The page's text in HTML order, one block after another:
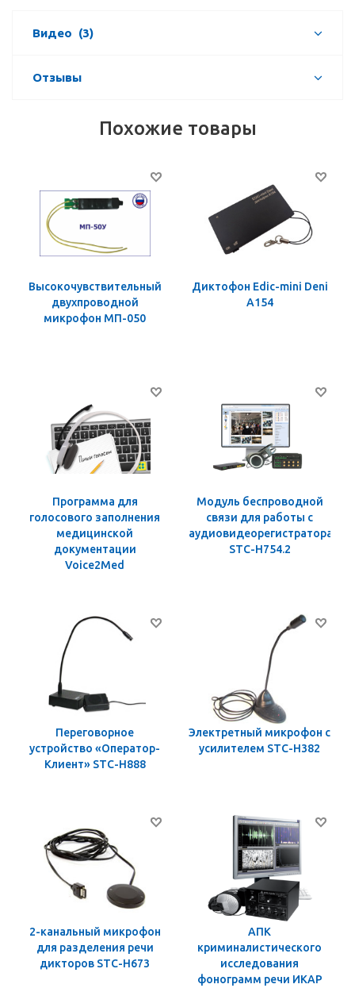
Видео (3)
Отзывы
Похожие товары
Высокочувствительный
двухпроводной
микрофон МП-050
Диктофон Edic-mini Deni
A154
Программа для
голосового заполнения
медицинской
документации
Voice2Med
Модуль беспроводной
связи для работы с
аудиовидеорегистраторами
STC-H754.2
Переговорное
устройство «Оператор-
Клиент» STC-H888
Электретный микрофон с
усилителем STC-Н382
2-канальный микрофон
для разделения речи
дикторов STC-H673
АПК
криминалистического
исследования
фонограмм речи ИКАР